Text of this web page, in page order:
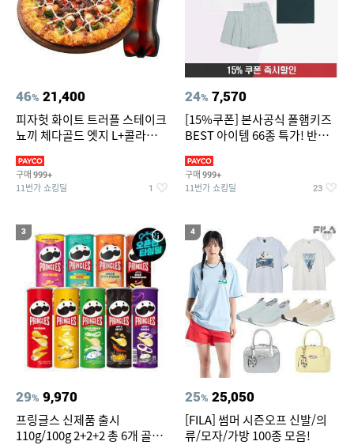
46% 21,400
피자헛 화이트 트러플 스테이크
뇨끼 체다골드 엣지 L+콜라
구매 999+
11번가 쇼킹딜 1
24% 7,570
[15%쿠폰] 본사공식 폴햄키즈
BEST 아이템 66종 특가! 반팔
구매 999+
11번가 쇼킹딜 23
3
29% 9,970
프링글스 신제품 출시
110g/100g 2+2+2 총 6개 골라
4
25% 25,050
[FILA] 썸머 시즌오프 신발/의
류/모자/가방 100종 모음!